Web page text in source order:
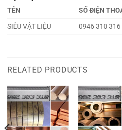
TÊN SỐ ĐIỆN
SIÊU VẬT LIỆU
0946 310 316
RELATED PRODUCTS